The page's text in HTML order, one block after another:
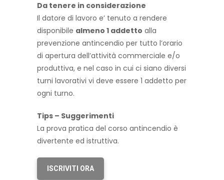
Da tenere in considerazione
Il datore di lavoro e’ tenuto a rendere
disponibile almeno 1 addetto alla
prevenzione antincendio per tutto l’orario
di apertura dell’attività commerciale e/o
produttiva, e nel caso in cui ci siano diversi
turni lavorativi vi deve essere 1 addetto per
ogni turno.
Tips – Suggerimenti
La prova pratica del corso antincendio è
divertente ed istruttiva.
ISCRIVITI ORA